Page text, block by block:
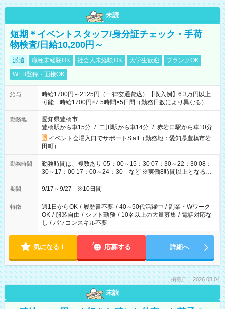
未読
短期＊イベントスタッフ/身分証チェック・手荷
物検査/日給10,200円～
派遣 職種未経験OK 社会人未経験OK 大学生歓迎
ブランクOK
WEB登録・面接OK
給与
時給1700円～2125円（一律交通費込）【収入例】6.3万円以上
可能 時給1700円×7.5時間×5日間（勤務日数により異なる）
勤務地
愛知県豊橋市
豊橋駅から車15分 / 二川駅から車14分 / 赤岩口駅から車10分
イベント会場入口でサポートStaff（勤務地：愛知県豊橋市岩
田町）
勤務時間
勤務時間は、複数あり 05：00～15：30 07：30～22：30 08：
30～17：00 17：00～24：30 など ※実働8時間以上となる勤
務もあります。 【休憩】60分+他休憩あり 交替で取得します。
安全面に配慮しこまめな休憩があります。
期間 9/17～9/27 ※10日間
特徴 週1日からOK / 履歴書不要 / 40～50代活躍中 / 副業・Wワーク
OK / 服装自由 / シフト勤務 / 10名以上の大量募集 / 電話対応な
し / パソコンスキル不要
気になる！ 応募する 詳細へ
掲載日：2026.08.04
未読